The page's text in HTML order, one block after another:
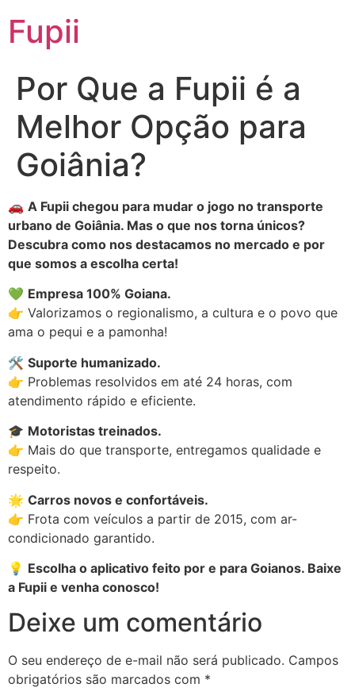
Fupii
Por Que a Fupii é a
Melhor Opção para
Goiânia?
🚗 A Fupii chegou para mudar o jogo no transporte
urbano de Goiânia. Mas o que nos torna únicos?
Descubra como nos destacamos no mercado e por
que somos a escolha certa!
💚 Empresa 100% Goiana.
👉 Valorizamos o regionalismo, a cultura e o povo que
ama o pequi e a pamonha!
🛠 Suporte humanizado.
👉 Problemas resolvidos em até 24 horas, com
atendimento rápido e eficiente.
🎓 Motoristas treinados.
👉 Mais do que transporte, entregamos qualidade e
respeito.
🌟 Carros novos e confortáveis.
👉 Frota com veículos a partir de 2015, com ar-
condicionado garantido.
💡 Escolha o aplicativo feito por e para Goianos. Baixe
a Fupii e venha conosco!
Deixe um comentário
O seu endereço de e-mail não será publicado. Campos
obrigatórios são marcados com *